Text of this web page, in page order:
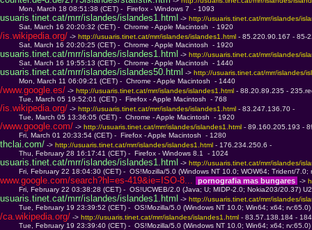
Mon, March 18 08:51:38 (CET) -  Firefox - Windows 7  - 1093
usuaris.tinet.cat/mrr/islandes/islandes1.html -> http://usuaris.tinet.cat/mrr/islandes/
Sat, March 16 20:20:32 (CET) -  Chrome - Apple Macintosh  - 1920
/is.wikipedia.org/ -> http://usuaris.tinet.cat/mrr/islandes/islandes1.html - 85.220.90.167 - 85-
Sat, March 16 20:20:25 (CET) -  Chrome - Apple Macintosh  - 1920
usuaris.tinet.cat/mrr/islandes/islandes1.html -> http://usuaris.tinet.cat/mrr/islandes/
Sat, March 16 19:55:13 (CET) -  Chrome - Apple Macintosh  - 1440
usuaris.tinet.cat/mrr/islandes/islandes50.html -> http://usuaris.tinet.cat/mrr/islandes/
Mon, March 11 06:09:21 (CET) -  Chrome - Apple Macintosh  - 1440
/www.google.es/ -> http://usuaris.tinet.cat/mrr/islandes/islandes1.html - 88.20.89.235 -
Tue, March 05 19:52:01 (CET) -  Firefox - Apple Macintosh  - 768
/is.wikipedia.org/ -> http://usuaris.tinet.cat/mrr/islandes/islandes1.html - 83.247.136.70 -
Tue, March 05 13:36:05 (CET) -  Chrome - Apple Macintosh  - 1920
/www.google.com/ -> http://usuaris.tinet.cat/mrr/islandes/islandes1.html - 89.160.205.193 -
Fri, March 01 20:33:54 (CET) -  Firefox - Apple Macintosh  - 1280
thclai.com/ -> http://usuaris.tinet.cat/mrr/islandes/islandes1.html - 176.234.250.6 -
Thu, February 28 16:17:41 (CET) -  Firefox - Windows 8.1  - 1024
usuaris.tinet.cat/mrr/islandes/islandes1.html -> http://usuaris.tinet.cat/mrr/islandes/
Fri, February 22 18:04:30 (CET) -  OS!Mozilla/5.0 (Windows NT 10.0; WOW64; Trident/7.0;
www.google.com/search?hl=es-419&ie=ISO-8... pornografia mas bungares ->
Fri, February 22 03:38:28 (CET) -  OS!UCWEB/2.0 (Java; U; MIDP-2.0; Nokia203/20.37)
usuaris.tinet.cat/mrr/islandes/islandes1.html -> http://usuaris.tinet.cat/mrr/islandes/
Tue, February 19 23:39:52 (CET) -  OS!Mozilla/5.0 (Windows NT 10.0; Win64; x64; rv:65.0)
/ca.wikipedia.org/ -> http://usuaris.tinet.cat/mrr/islandes/islandes1.html - 83.57.138.184 -
Tue, February 19 23:39:40 (CET) -  OS!Mozilla/5.0 (Windows NT 10.0; Win64; x64; rv:65.0)